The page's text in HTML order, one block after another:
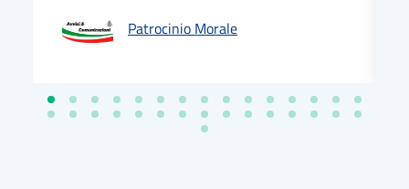
Patrocinio Morale